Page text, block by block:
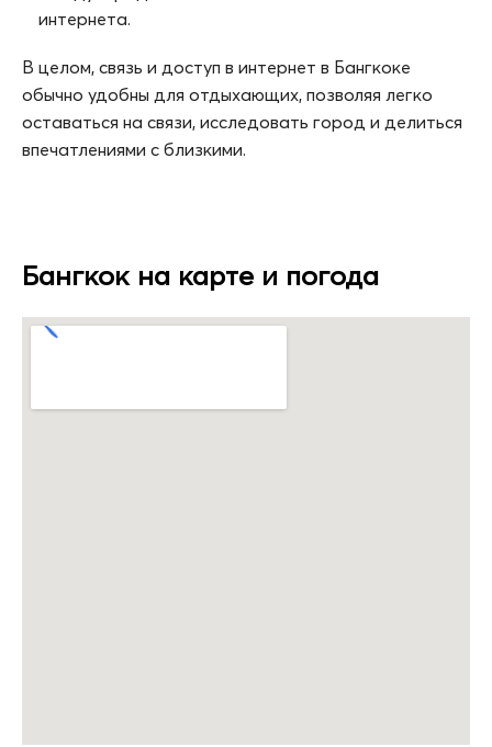
интернета.
В целом, связь и доступ в интернет в Бангкоке
обычно удобны для отдыхающих, позволяя легко
оставаться на связи, исследовать город и делиться
впечатлениями с близкими.
Бангкок на карте и погода